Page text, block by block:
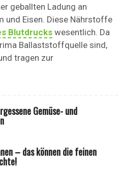
geballten Ladung an
und Eisen. Diese Nährstoffe
Blutdrucks wesentlich. Da
Ballaststoffquelle sind,
tragen zur
Gemüse- und
– das können die feinen